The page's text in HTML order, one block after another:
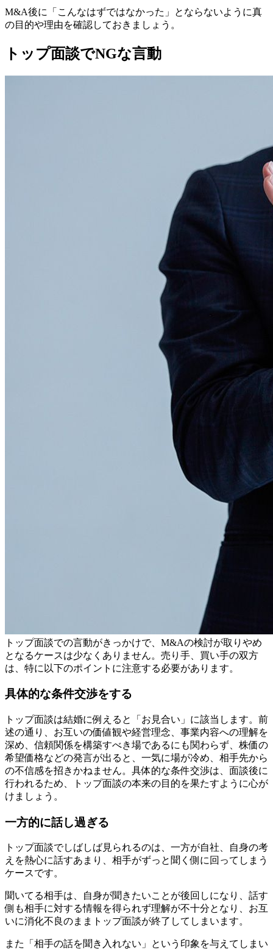
M&A後に「こんなはずではなかった」とならないように真
の目的や理由を確認しておきましょう。
トップ面談でNGな言動
トップ面談での言動がきっかけで、M&Aの検討が取りやめ
となるケースは少なくありません。売り手、買い手の双方
は、特に以下のポイントに注意する必要があります。
具体的な条件交渉をする
トップ面談は結婚に例えると「お見合い」に該当します。前
述の通り、お互いの価値観や経営理念、事業内容への理解を
深め、信頼関係を構築すべき場であるにも関わらず、株価の
希望価格などの発言が出ると、一気に場が冷め、相手先から
の不信感を招きかねません。具体的な条件交渉は、面談後に
行われるため、トップ面談の本来の目的を果たすように心が
けましょう。
一方的に話し過ぎる
トップ面談でしばしば見られるのは、一方が自社、自身の考
えを熱心に話すあまり、相手がずっと聞く側に回ってしまう
ケースです。
聞いてる相手は、自身が聞きたいことが後回しになり、話す
側も相手に対する情報を得られず理解が不十分となり、お互
いに消化不良のままトップ面談が終了してしまいます。
また「相手の話を聞き入れない」という印象を与えてしまい